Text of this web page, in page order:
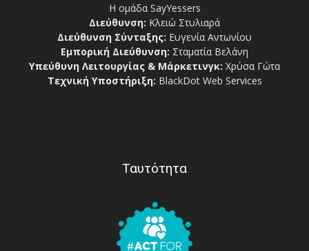
Η ομάδα SayYessers
Διεύθυνση: Κλειώ Στυλιαρά
Διεύθυνση Σύνταξης: Ευγενία Αντωνίου
Εμπορική Διεύθυνση: Σταματία Βελάνη
Υπεύθυνη Λειτουργίας & Μάρκετινγκ: Χρύσα Γώτα
Τεχνική Υποστήριξη: BlackDot Web Services
Ταυτότητα